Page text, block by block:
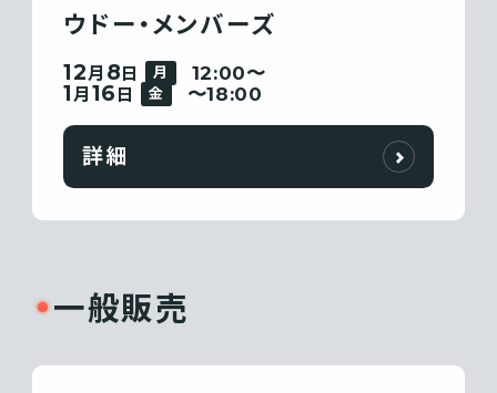
ウドー・メンバーズ
12月 8日 月 12:00〜
1月 16 日 金 〜18:00
詳細
一般販売